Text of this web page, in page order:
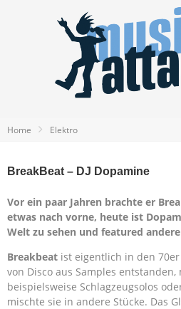
Home Elektro
BreakBeat – DJ Dopamine
Vor ein paar Jahren brachte er
etwas nach vorne, heute ist
Welt zu sehen und featured
Breakbeat ist eigentlich in den
von Disco aus Samples entstanden,
beispielsweise Schlagzeugsolos
mischte sie in andere Stücke. Das